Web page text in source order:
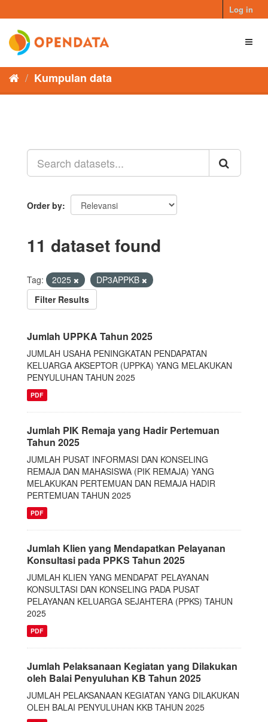
to
content
Log in
Kumpulan data
Order by
11 dataset found
Tag: 2025
DP3APPKB
Filter Results
Jumlah UPPKA Tahun 2025
JUMLAH USAHA PENINGKATAN PENDAPATAN
KELUARGA AKSEPTOR (UPPKA) YANG MELAKUKAN
PENYULUHAN TAHUN 2025
PDF
Jumlah PIK Remaja yang Hadir Pertemuan
Tahun 2025
JUMLAH PUSAT INFORMASI DAN KONSELING
REMAJA DAN MAHASISWA (PIK REMAJA) YANG
MELAKUKAN PERTEMUAN DAN REMAJA HADIR
PERTEMUAN TAHUN 2025
PDF
Jumlah Klien yang Mendapatkan Pelayanan
Konsultasi pada PPKS Tahun 2025
JUMLAH KLIEN YANG MENDAPAT PELAYANAN
KONSULTASI DAN KONSELING PADA PUSAT
PELAYANAN KELUARGA SEJAHTERA (PPKS) TAHUN
2025
PDF
Jumlah Pelaksanaan Kegiatan yang Dilakukan
oleh Balai Penyuluhan KB Tahun 2025
JUMLAH PELAKSANAAN KEGIATAN YANG DILAKUKAN
OLEH BALAI PENYULUHAN KKB TAHUN 2025